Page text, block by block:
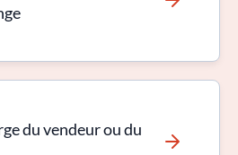
du vendeur ou du